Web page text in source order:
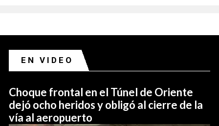
EN VIDEO
Choque frontal en el Túnel de Oriente
dejó ocho heridos y obligó al cierre de la
vía al aeropuerto